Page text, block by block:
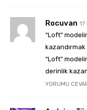
Rocuvan 17
“Loft”
kazandırmak
“Loft”
derinlik
YORUMU